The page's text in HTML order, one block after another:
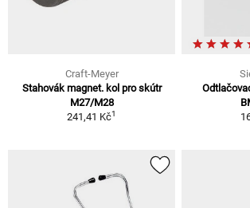
Craft-Meyer
Stahovák magnet. kol pro skútr
M27/M28
241,41 Kč1